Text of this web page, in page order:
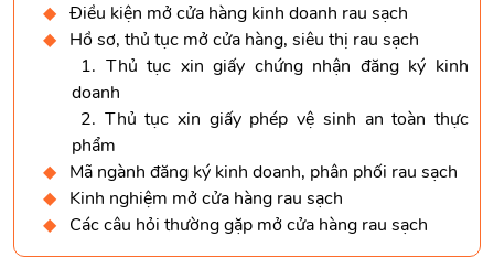
Điều kiện mở cửa hàng kinh doanh rau sạch
Hồ sơ, thủ tục mở cửa hàng, siêu thị rau sạch
1. Thủ tục xin giấy chứng nhận đăng ký kinh
doanh
2. Thủ tục xin giấy phép vệ sinh an toàn thực
phẩm
Mã ngành đăng ký kinh doanh, phân phối rau sạch
Kinh nghiệm mở cửa hàng rau sạch
Các câu hỏi thường gặp mở cửa hàng rau sạch